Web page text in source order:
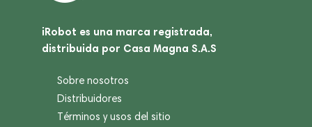
iRobot es una marca registrada,
distribuida por Casa Magna S.A.S
Sobre nosotros
Distribuidores
Términos y usos del sitio